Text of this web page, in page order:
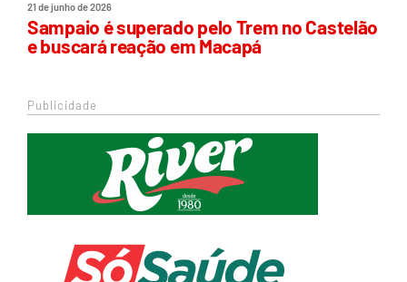
21 de junho de 2026
Sampaio é superado pelo Trem no Castelão
e buscará reação em Macapá
Publicidade